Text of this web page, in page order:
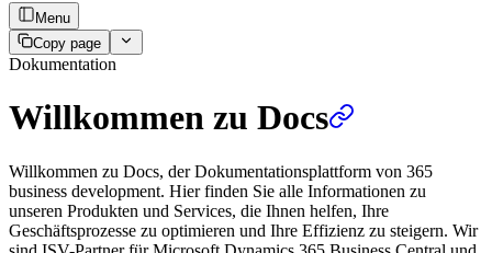
Menu
Copy page
Dokumentation
Willkommen zu Docs
Willkommen zu Docs, der Dokumentationsplattform von 365
business development. Hier finden Sie alle Informationen zu
unseren Produkten und Services, die Ihnen helfen, Ihre
Geschäftsprozesse zu optimieren und Ihre Effizienz zu steigern. Wir